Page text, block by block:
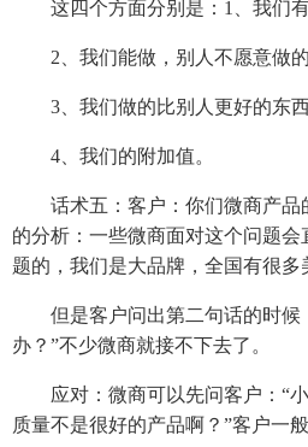
这四个方面分别是：1、我们有
2、我们能做，别人不愿意做的
3、我们做的比别人更好的东西/
4、我们的附加值。
话术五：客户：你们微商产品
的分析：一些微商面对这个问题会
题的，我们是大品牌，全国有很
但是客户问出第二句话的时候
办？”不少微商就接不下去了。
应对：微商可以先问客户：“小
质量不是很好的产品啊？”客户一